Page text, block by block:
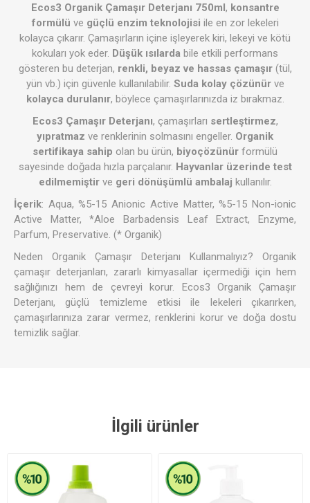
Ecos3 Organik Çamaşır Deterjanı 750ml, konsantre
formülü ve güçlü enzim teknolojisi ile en zor lekeleri
kolayca çıkarır. Çamaşırların içine işleyerek kiri, lekeyi ve kötü
kokuları yok eder. Düşük ısılarda bile etkili performans
gösteren bu deterjan, renkli, beyaz ve hassas çamaşır(tül,
yün vb.) için güvenle kullanılabilir. Suda kolay çözünürve
kolayca durulanır, böylece çamaşırlarınızda iz bırakmaz.
Ecos3 Çamaşır Deterjanı, çamaşırları sertleştirmez,
yıpratmaz ve renklerinin solmasını engeller. Organik
sertifikaya sahip olan bu ürün, biyoçözünür formülü
sayesinde doğada hızla parçalanır. Hayvanlar üzerinde test
edilmemiştirve geri dönüşümlü ambalaj kullanılır.
İçerik: Aqua, %5-15 Anionic Active Matter, %5-15 Non-ionic
Active Matter, *Aloe Barbadensis Leaf Extract, Enzyme,
Parfum, Preservative. (* Organik)
Neden Organik Çamaşır Deterjanı Kullanmalıyız? Organik
çamaşır deterjanları, zararlı kimyasallar içermediği için hem
sağlığınızı hem de çevreyi korur. Ecos3 Organik Çamaşır
Deterjanı, güçlü temizleme etkisi ile lekeleri çıkarırken,
çamaşırlarınıza zarar vermez, renklerini korur ve doğa dostu
temizlik sağlar.
İlgili ürünler